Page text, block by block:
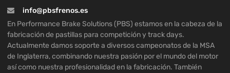
info@pbsfrenos.es
En Performance Brake Solutions (PBS) estamos en la cabeza de la
fabricación de pastillas para competición y track days.
Actualmente damos soporte a diversos campeonatos de la MSA
de Inglaterra, combinando nuestra pasión por el mundo del motor
así como nuestra profesionalidad en la fabricación. También